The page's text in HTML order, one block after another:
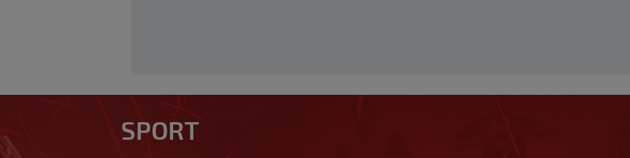
SPORT
„gomila slabića“ u UEFA-i